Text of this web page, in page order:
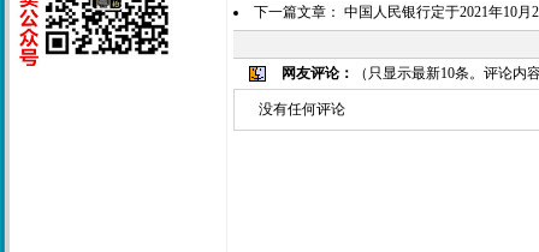
下一篇文章： 中国人民银行定于2021年10
网友评论： （只显示最新10条。评论
没有任何评论